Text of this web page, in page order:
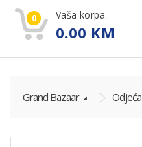
0 Vaša korpa:
0.00 KM
Grand Bazaar Odjeća